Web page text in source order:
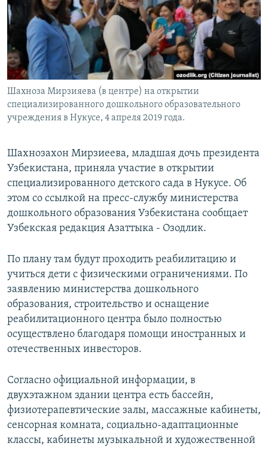
Шахноза Мирзияева (в центре) на открытии
специализированного дошкольного образовательного
учреждения в Нукусе, 4 апреля 2019 года.
Шахнозахон Мирзиеева, младшая дочь президента
Узбекистана, приняла участие в открытии
специализированного детского сада в Нукусе. Об
этом со ссылкой на пресс-службу министерства
дошкольного образования Узбекистана сообщает
Узбекская редакция Азаттыка - Озодлик.
По плану там будут проходить реабилитацию и
учиться дети с физическими ограничениями. По
заявлению министерства дошкольного
образования, строительство и оснащение
реабилитационного центра было полностью
осуществлено благодаря помощи иностранных и
отечественных инвесторов.
Согласно официальной информации, в
двухэтажном здании центра есть бассейн,
физиотерапевтические залы, массажные кабинеты,
сенсорная комната, социально-адаптационные
классы, кабинеты музыкальной и художественной